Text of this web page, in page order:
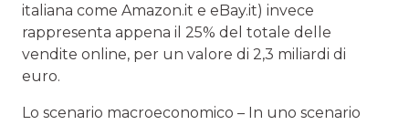
italiana come Amazon.it e eBay.it­) invece
rappresenta appena il 25% del totale delle
vendite online, per un valore di 2,3 miliardi di
euro.
Lo scenario macroeconomico – In uno scenario